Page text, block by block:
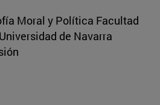
Moral y Política Facultad
de Navarra